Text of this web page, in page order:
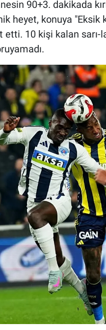
90+3. dakikada
heyet, konuya "Eksik
etti. 10 kişi kalan